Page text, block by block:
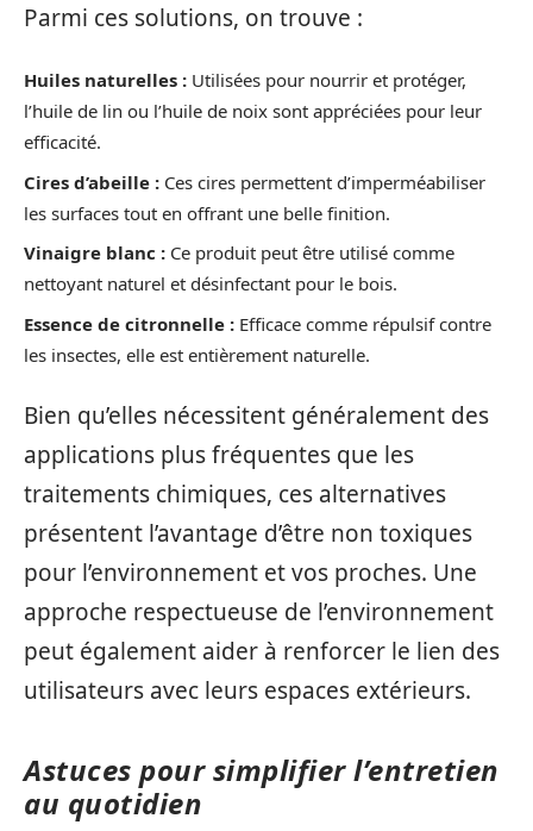
Parmi ces solutions, on trouve :
Huiles naturelles : Utilisées pour nourrir et protéger,
l’huile de lin ou l’huile de noix sont appréciées pour leur
efficacité.
Cires d’abeille : Ces cires permettent d’imperméabiliser
les surfaces tout en offrant une belle finition.
Vinaigre blanc : Ce produit peut être utilisé comme
nettoyant naturel et désinfectant pour le bois.
Essence de citronnelle : Efficace comme répulsif contre
les insectes, elle est entièrement naturelle.
Bien qu’elles nécessitent généralement des
applications plus fréquentes que les
traitements chimiques, ces alternatives
présentent l’avantage d’être non toxiques
pour l’environnement et vos proches. Une
approche respectueuse de l’environnement
peut également aider à renforcer le lien des
utilisateurs avec leurs espaces extérieurs.
Astuces pour simplifier l’entretien
au quotidien